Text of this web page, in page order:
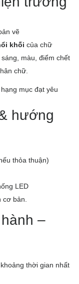
vẽ
khối của chữ
màu, điểm chết
chữ.
mục đạt yêu
hướng
thỏa thuận)
LED
bản.
–
thời gian nhất